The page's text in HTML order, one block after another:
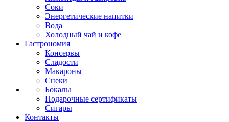
Соки
Энергетические напитки
Вода
Холодный чай и кофе
Гастрономия
Консервы
Сладости
Макароны
Снеки
Бокалы
Подарочные сертификаты
Сигары
Контакты